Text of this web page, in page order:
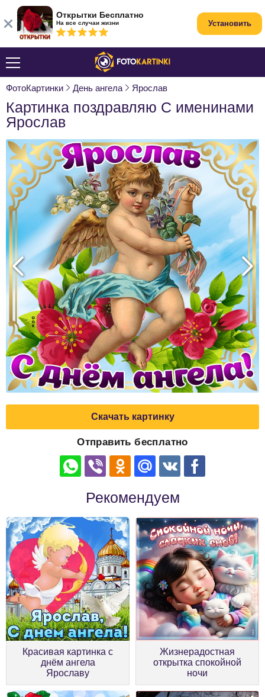
ФотоКартинки День ангела Ярослав
Картинка поздравляю С именинами
Ярослав
Скачать картинку
Отправить бесплатно
Рекомендуем
Красивая картинка с
днём ангела
Ярославу
Жизнерадостная
открытка спокойной
ночи
Открытки Бесплатно
На все случаи жизни Установить